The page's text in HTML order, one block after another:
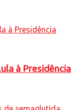
à Presidência